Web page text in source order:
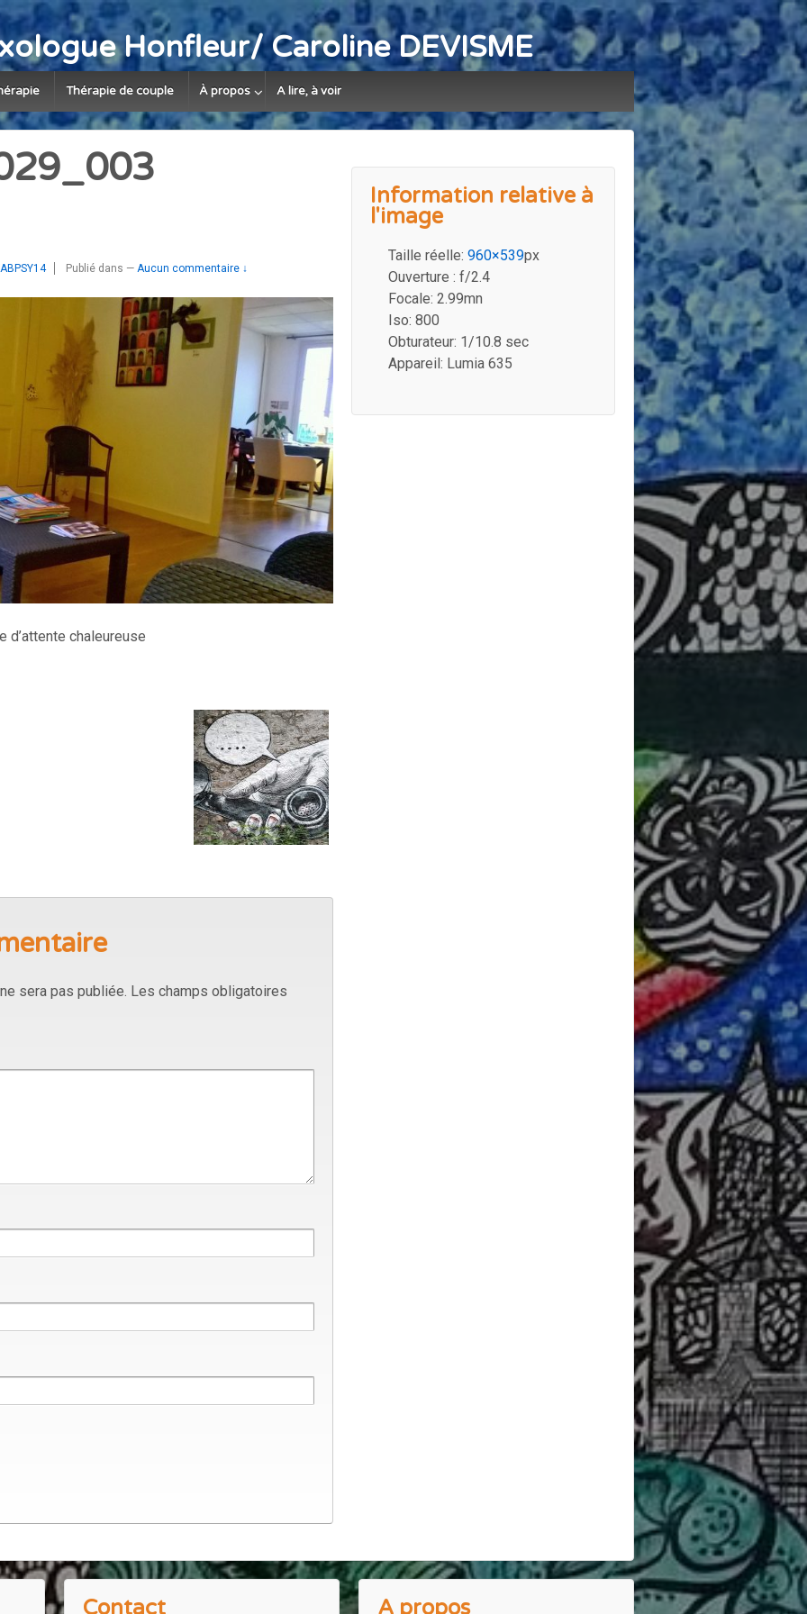
Honfleur/ Caroline DEVISME
Thérapie de couple À propos A lire, à voir
Publié dans — Aucun commentaire ↓
d’attente chaleureuse
sera pas publiée. Les champs obligatoires
Information relative à
l'image
Taille réelle:960×539px
Ouverture : f/2.4
Focale: 2.99mn
Iso: 800
Obturateur: 1/10.8 sec
Appareil: Lumia 635
Contact A propos